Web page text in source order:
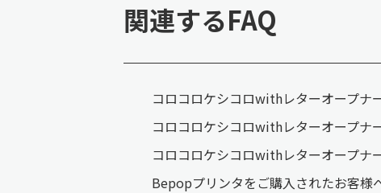
関連するFAQ
コロコロケシコロwithレターオープナ
コロコロケシコロwithレターオープナ
コロコロケシコロwithレターオープナ
Bepopプリンタをご購入されたお客様